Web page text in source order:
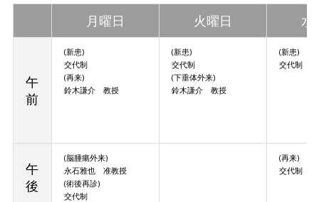
月曜日 火曜日 水
午
前
(新患)
交代制
(再来)
鈴木謙介 教授
(新患)
交代制
(下垂体外来)
鈴木謙介 教授
(新患)
交代制
午
後
(脳腫瘍外来)
永石雅也 准教授
(術後再診)
交代制
(再来)
交代制